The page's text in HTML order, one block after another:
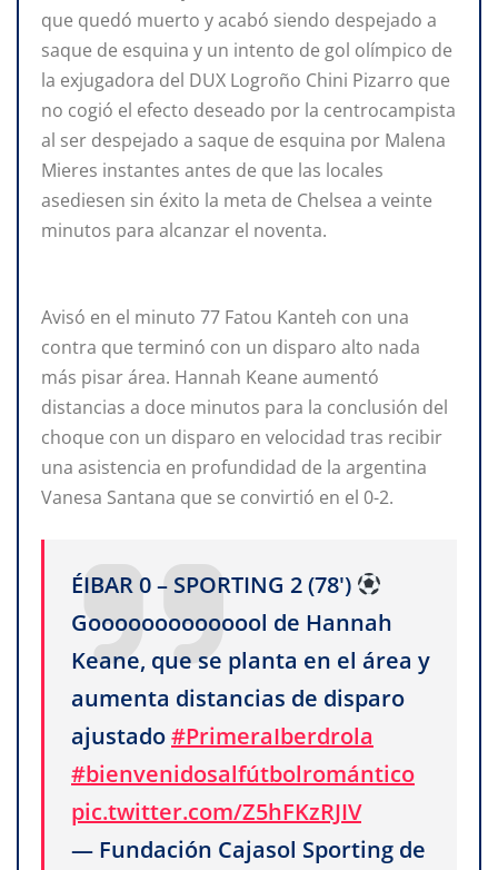
que quedó muerto y acabó siendo despejado a
saque de esquina y un intento de gol olímpico de
la exjugadora del DUX Logroño Chini Pizarro que
no cogió el efecto deseado por la centrocampista
al ser despejado a saque de esquina por Malena
Mieres instantes antes de que las locales
asediesen sin éxito la meta de Chelsea a veinte
minutos para alcanzar el noventa.
Avisó en el minuto 77 Fatou Kanteh con una
contra que terminó con un disparo alto nada
más pisar área. Hannah Keane aumentó
distancias a doce minutos para la conclusión del
choque con un disparo en velocidad tras recibir
una asistencia en profundidad de la argentina
Vanesa Santana que se convirtió en el 0-2.
ÉIBAR 0 – SPORTING 2 (78')
Goooooooooooool de Hannah
Keane, que se planta en el área y
aumenta distancias de disparo
ajustado#PrimeraIberdrola
#bienvenidosalfútbolromántico
pic.twitter.com/Z5hFKzRJIV
— Fundación Cajasol Sporting de